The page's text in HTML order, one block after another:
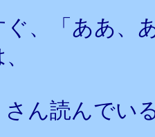
、「ああ、
ん読んでい